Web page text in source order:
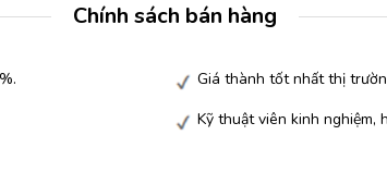
Chính sách bán hàng
Giá thành tốt nhất thị
Kỹ thuật viên kinh nghiệm,